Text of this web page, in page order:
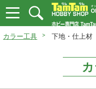
カラー工具 下地・仕上材